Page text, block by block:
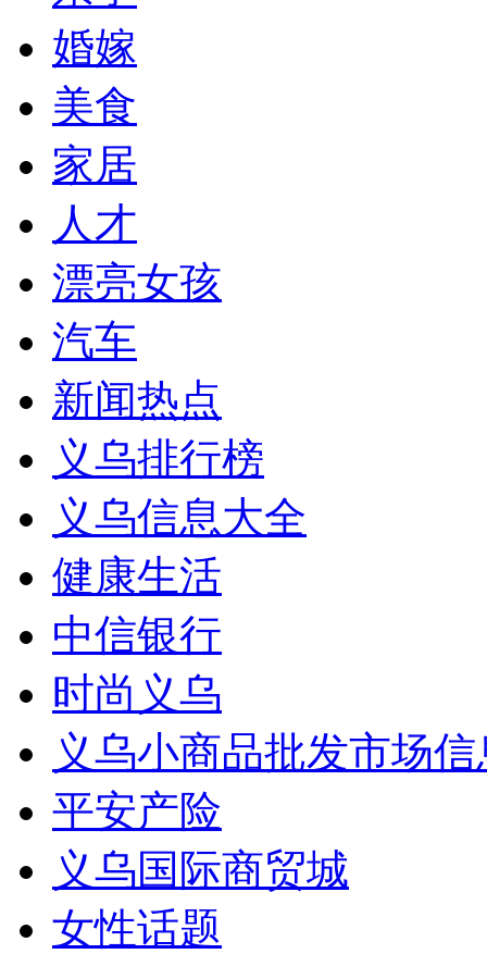
婚嫁
美食
家居
人才
漂亮女孩
汽车
新闻热点
义乌排行榜
义乌信息大全
健康生活
中信银行
时尚义乌
义乌小商品批发市场
平安产险
义乌国际商贸城
女性话题